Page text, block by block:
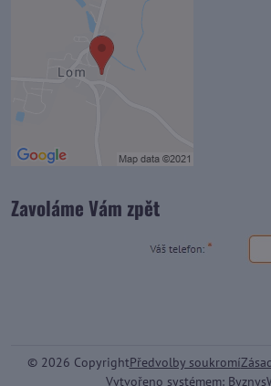
Zavoláme Vám zpět
© 2026 CopyrightPředvolby soukromí
Vytvořeno systémem: